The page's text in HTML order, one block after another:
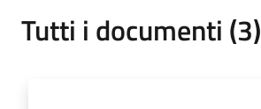
Tutti i documenti (3)